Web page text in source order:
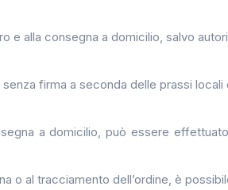
e alla consegna a domicilio, salvo
firma a seconda delle prassi
a domicilio, può essere
o al tracciamento dell’ordine, è